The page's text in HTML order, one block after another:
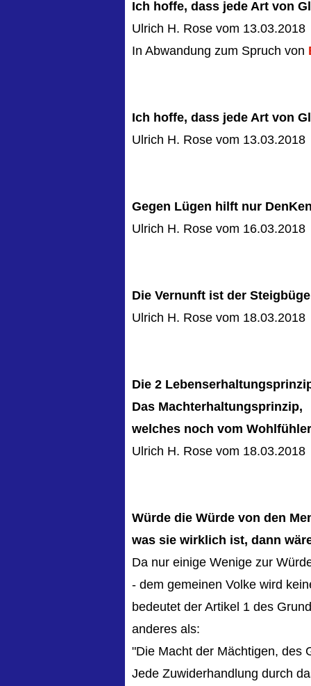
Ich hoffe, dass jede Art von
Ulrich H. Rose vom 13.03.2018
In Abwandung zum Spruch von
Ich hoffe, dass jede Art von
Ulrich H. Rose vom 13.03.2018
Gegen Lügen hilft nur
Ulrich H. Rose vom 16.03.2018
Die Vernunft ist der
Ulrich H. Rose vom 18.03.2018
Die 2
Das Machterhaltungsprinzip,
welches noch vom
Ulrich H. Rose vom 18.03.2018
Würde die Würde von den
was sie wirklich ist, dann
Da nur einige Wenige zur
- dem gemeinen Volke wird
bedeutet der Artikel 1 des
anderes als:
"Die Macht der Mächtigen, des
Jede Zuwiderhandlung durch